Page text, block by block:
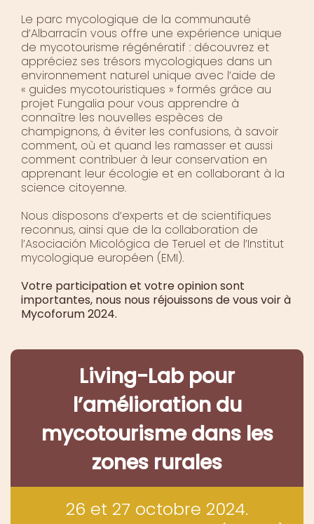
Le parc mycologique de la communauté
d’Albarracín vous offre une expérience unique
de mycotourisme régénératif : découvrez et
appréciez ses trésors mycologiques dans un
environnement naturel unique avec l’aide de
« guides mycotouristiques » formés grâce au
projet Fungalia pour vous apprendre à
connaître les nouvelles espèces de
champignons, à éviter les confusions, à savoir
comment, où et quand les ramasser et aussi
comment contribuer à leur conservation en
apprenant leur écologie et en collaborant à la
science citoyenne.
Nous disposons d’experts et de scientifiques
reconnus, ainsi que de la collaboration de
l’Asociación Micológica de Teruel et de l’Institut
mycologique européen (EMI).
Votre participation et votre opinion sont
importantes, nous nous réjouissons de vous voir à
Mycoforum 2024.
Living-Lab pour
l’amélioration du
mycotourisme dans les
zones rurales
26 et 27 octobre 2024.